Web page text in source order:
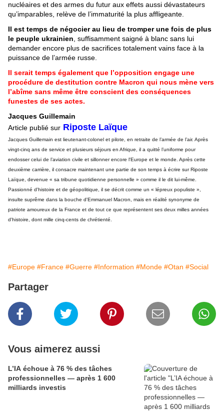
nucléaires et des armes du futur aux effets aussi dévastateurs
qu’imparables, relève de l’immaturité la plus affligeante.
Il est temps de négocier au lieu de tromper une fois de plus
le peuple ukrainien , suffisamment saigné à blanc sans lui
demander encore plus de sacrifices totalement vains face à la
puissance de l’armée russe.
Il serait temps également que l’opposition engage une
procédure de destitution contre Macron qui nous mène vers
l’abîme sans même être conscient des conséquences
funestes de ses actes.
Jacques Guillemain
Article publié sur Riposte Laïque
Jacques Guillemain est lieutenant-colonel et pilote, en retraite de l’armée de l’air. Après
vingt-cinq ans de service et plusieurs séjours en Afrique, il a quitté l’uniforme pour
endosser celui de l’aviation civile et sillonner encore l'Europe et le monde. Après cette
deuxième carrière, il consacre maintenant une partie de son temps à écrire sur Riposte
Laïque, devenue « sa tribune quotidienne personnelle » comme il le dit lui-même.
Passionné d'histoire et de géopolitique, il se décrit comme un « lépreux populiste »,
insulte suprême dans la bouche d'Emmanuel Macron, mais en réalité synonyme de
patriote amoureux de la France et de tout ce que représentent ses deux milles années
d'histoire, dont mille cinq-cents de chrétienté.
#Europe #France #Guerre #Information #Monde #Otan #Social
Partager
Vous aimerez aussi
L’IA échoue à 76 % des tâches
professionnelles — après 1 600
milliards investis